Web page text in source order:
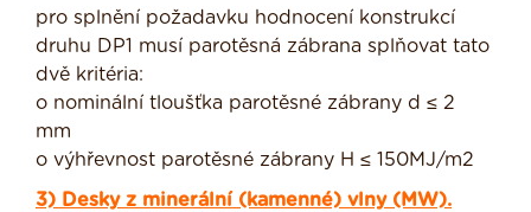
pro splnění požadavku hodnocení konstrukcí
druhu DP1 musí parotěsná zábrana splňovat tato
dvě kritéria:
o nominální tloušťka parotěsné zábrany d ≤ 2
mm
o výhřevnost parotěsné zábrany H ≤ 150MJ/m2
3) Desky z minerální (kamenné) vlny (MW).